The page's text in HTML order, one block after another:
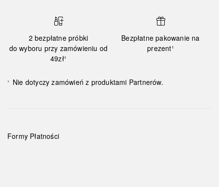
2 bezpłatne próbki
do wyboru przy zamówieniu od
49zł¹
Bezpłatne pakowanie na
prezent¹
¹ Nie dotyczy zamówień z produktami Partnerów.
Formy Płatności